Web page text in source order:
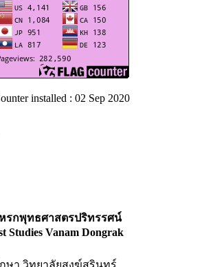
installed : 02 Sep 2020
รกพุทธศาสตรปริทรรศน์
Studies Vanam Dongrak
า วิทยาลัยสงฆ์สุรินทร์